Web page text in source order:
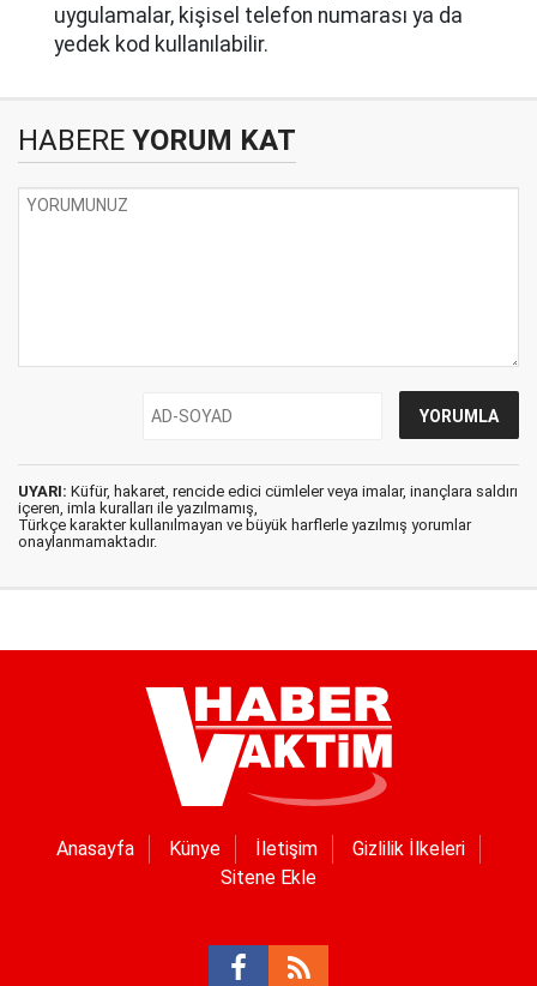
uygulamalar, kişisel telefon numarası ya da
yedek kod kullanılabilir.
HABERE YORUM KAT
UYARI: Küfür, hakaret, rencide edici cümleler veya imalar, inançlara saldırı
içeren, imla kuralları ile yazılmamış,
Türkçe karakter kullanılmayan ve büyük harflerle yazılmış yorumlar
onaylanmamaktadır.
Anasayfa Künye İletişim
Gizlilik İlkeleri
Sitene Ekle